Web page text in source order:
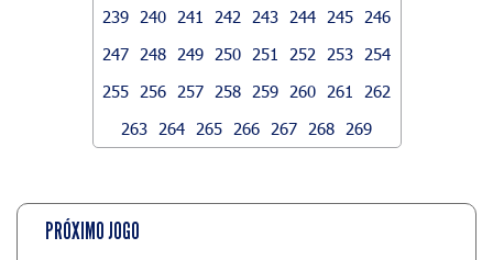
239
240 241 242 243 244 245
246
247
248 249 250 251 252 253
254
255
256 257 258 259 260 261
262
263
264 265 266 267 268 269
PRÓXIMO JOGO